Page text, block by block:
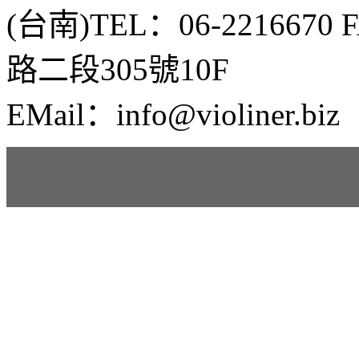
(台南)TEL：06-2216670
路二段305號10F
EMail：info@violiner.biz